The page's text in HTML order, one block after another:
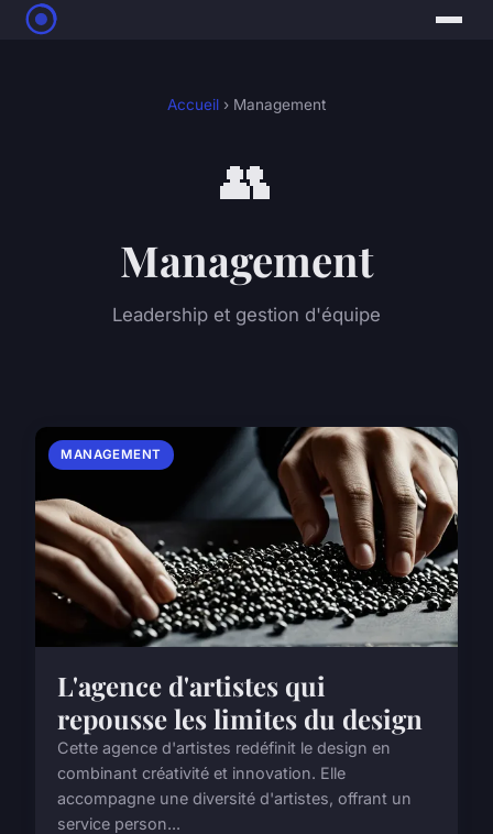
Accueil › Management
👥
Management
Leadership et gestion d'équipe
MANAGEMENT
L'agence d'artistes qui
repousse les limites du design
Cette agence d'artistes redéfinit le design en
combinant créativité et innovation. Elle
accompagne une diversité d'artistes, offrant un
service person...